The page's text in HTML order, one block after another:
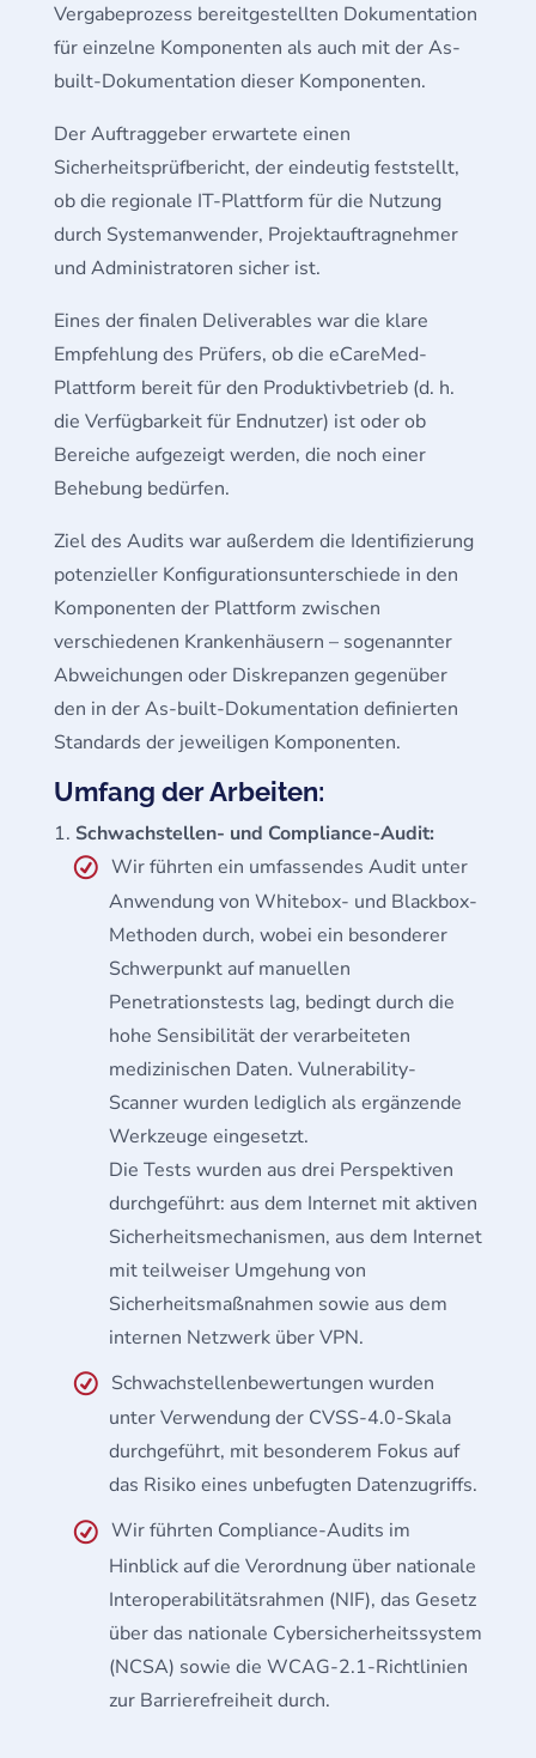
Vergabeprozess bereitgestellten Dokumentation
für einzelne Komponenten als auch mit der As-
built-Dokumentation dieser Komponenten.
Der Auftraggeber erwartete einen
Sicherheitsprüfbericht, der eindeutig feststellt,
ob die regionale IT-Plattform für die Nutzung
durch Systemanwender, Projektauftragnehmer
und Administratoren sicher ist.
Eines der finalen Deliverables war die klare
Empfehlung des Prüfers, ob die eCareMed-
Plattform bereit für den Produktivbetrieb (d. h.
die Verfügbarkeit für Endnutzer) ist oder ob
Bereiche aufgezeigt werden, die noch einer
Behebung bedürfen.
Ziel des Audits war außerdem die Identifizierung
potenzieller Konfigurationsunterschiede in den
Komponenten der Plattform zwischen
verschiedenen Krankenhäusern – sogenannter
Abweichungen oder Diskrepanzen gegenüber
den in der As-built-Dokumentation definierten
Standards der jeweiligen Komponenten.
Umfang der Arbeiten:
Schwachstellen- und Compliance-Audit:
Wir führten ein umfassendes Audit unter
Anwendung von Whitebox- und Blackbox-
Methoden durch, wobei ein besonderer
Schwerpunkt auf manuellen
Penetrationstests lag, bedingt durch die
hohe Sensibilität der verarbeiteten
medizinischen Daten. Vulnerability-
Scanner wurden lediglich als ergänzende
Werkzeuge eingesetzt.
Die Tests wurden aus drei Perspektiven
durchgeführt: aus dem Internet mit aktiven
Sicherheitsmechanismen, aus dem Internet
mit teilweiser Umgehung von
Sicherheitsmaßnahmen sowie aus dem
internen Netzwerk über VPN.
Schwachstellenbewertungen wurden
unter Verwendung der CVSS-4.0-Skala
durchgeführt, mit besonderem Fokus auf
das Risiko eines unbefugten Datenzugriffs.
Wir führten Compliance-Audits im
Hinblick auf die Verordnung über nationale
Interoperabilitätsrahmen (NIF), das Gesetz
über das nationale Cybersicherheitssystem
(NCSA) sowie die WCAG-2.1-Richtlinien
zur Barrierefreiheit durch.